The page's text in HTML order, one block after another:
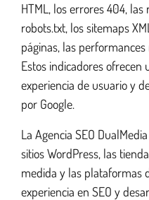
HTML, los errores 404,
robots.txt, los sitemaps
páginas, las
Estos indicadores ofrecen
experiencia de usuario y
por Google.
La Agencia SEO
sitios WordPress, las
medida y las plataformas
experiencia en SEO y